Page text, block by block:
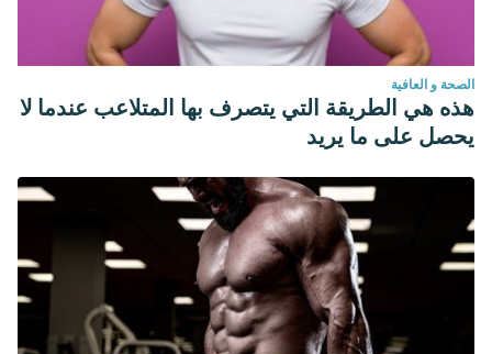
الصحة و العافية
هذه هي الطريقة التي يتصرف بها المتلاعب عندما لا
يحصل على ما يريد